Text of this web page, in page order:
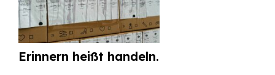
Erinnern heißt handeln.